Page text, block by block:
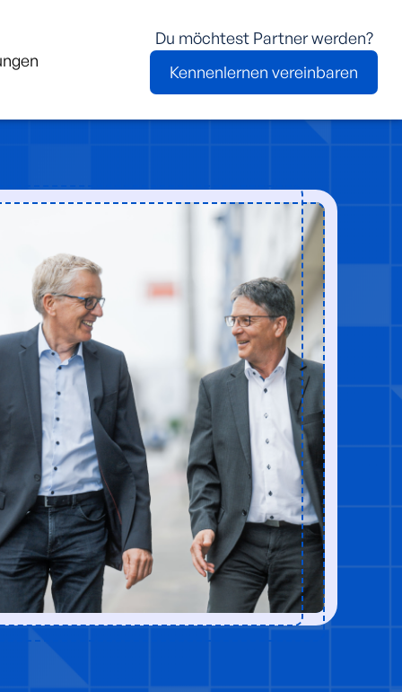
Du möchtest Partner werden?
Kennenlernen vereinbaren